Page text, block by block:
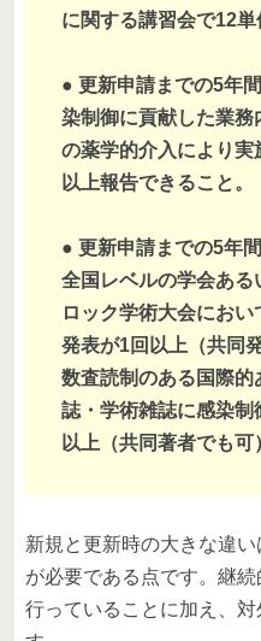
に関する講習会で12単
● 更新申請までの5年
染制御に貢献した業務
の薬学的介入により実
以上報告できること。
● 更新申請までの5年
全国レベルの学会あ
ロック学術大会にお
発表が1回以上（共同
数査読制のある国際
誌・学術雑誌に感染
以上（共同著者でも可
新規と更新時の大きな違
が必要である点です。継
行っていることに加え、